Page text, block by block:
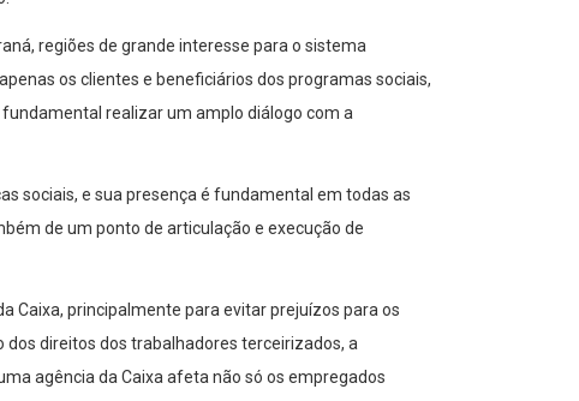
regiões de grande interesse para o sistema
os clientes e beneficiários dos programas sociais,
realizar um amplo diálogo com a
sociais, e sua presença é fundamental em todas as
de um ponto de articulação e execução de
Caixa, principalmente para evitar prejuízos para os
direitos dos trabalhadores terceirizados, a
agência da Caixa afeta não só os empregados